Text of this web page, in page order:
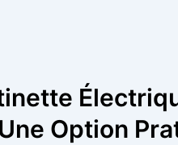
Option